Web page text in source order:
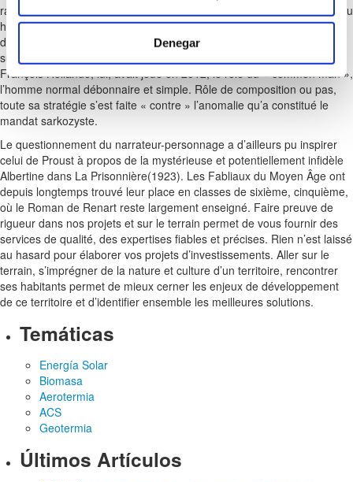
Denegar
raison, et d’aucuns lèveront sans doute les yeux au ciel (républicain ou
historique) en invoquant le tragique de l’histoire, celle qui fit 6 millions
de morts, évaporés dans l’ultime brasier du nazisme. En savoir plus
sur comment les données de vos commentaires sont utilisées.
François Hollande, lui, avait joué en 2012, le rôle du « common man »,
l’homme normal débonnaire et simple. Rôle de composition ou pas,
toute sa stratégie s’est faite « contre » l’anomalie qu’a constitué le
mandat sarkozyste.
Le questionnement du narrateur-personnage a d’ailleurs pu inspirer
celui de Proust à propos de la mystérieuse et potentiellement infidèle
Albertine dans La Prisonnière(1923). Les Fabliaux du Moyen Âge ont
depuis longtemps trouvé leur place en classes de sixième, cinquième,
où le Roman de Renart reste largement enseigné. Faire preuve de
rigueur dans nos projets et sur le terrain permet de vous fournir des
services de qualité, des expertises fiables et précises. Rien n’est laissé
au hasard pour élaborer vos projets d’investissements. Aller sur le
terrain, s’imprégner de la nature et culture d’un territoire, rencontrer
ses habitants permet de mieux cerner les enjeux de développement
de ce territoire et d’identifier ensemble les meilleures solutions.
Temáticas
Energía Solar
Biomasa
Aerotermia
ACS
Geotermia
Últimos Artículos